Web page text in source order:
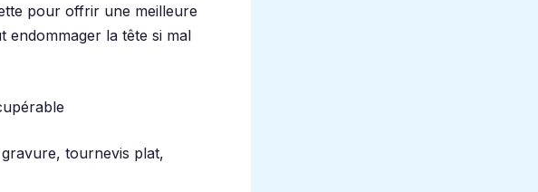
pour offrir une meilleure
endommager la tête si mal
tournevis plat,